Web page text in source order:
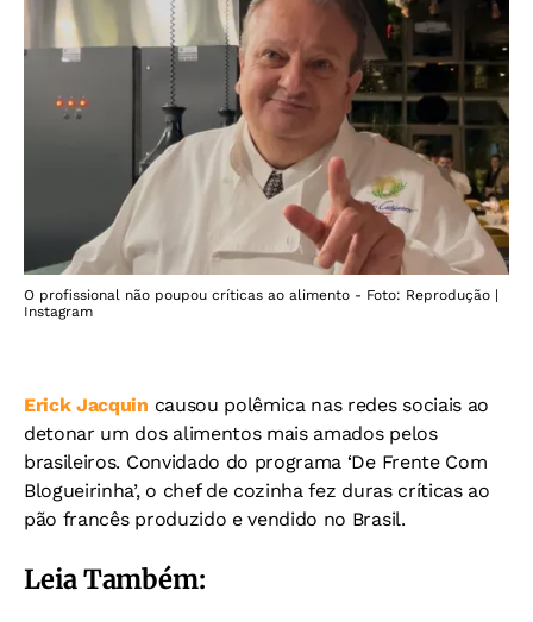
O profissional não poupou críticas ao alimento - Foto: Reprodução |
Instagram
Erick Jacquin causou polêmica nas redes sociais ao
detonar um dos alimentos mais amados pelos
brasileiros. Convidado do programa ‘De Frente Com
Blogueirinha’, o chef de cozinha fez duras críticas ao
pão francês produzido e vendido no Brasil.
Leia Também: